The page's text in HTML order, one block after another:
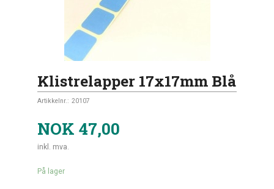
Klistrelapper 17x17mm Blå
Artikkelnr.: 20107
NOK 47,00
inkl. mva.
På lager